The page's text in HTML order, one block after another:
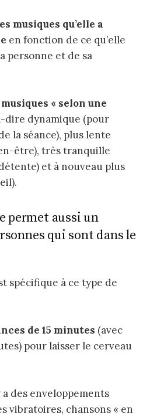
musiques qu’elle a
en fonction de ce qu’elle
personne et de sa
« selon une
dire dynamique (pour
la séance), plus lente
être), très tranquille
et à nouveau plus
permet aussi un
qui sont dans le
spécifique à ce type de
de 15 minutes (avec
pour laisser le cerveau
a des enveloppements
vibratoires, chansons « en